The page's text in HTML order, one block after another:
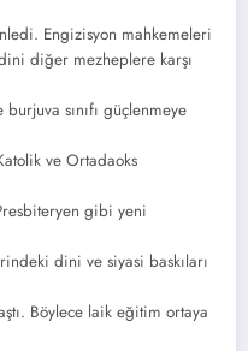
Engizisyon mahkemeleri
diğer mezheplere karşı
sınıfı güçlenmeye
ve Ortadaoks
gibi yeni
dini ve siyasi baskıları
Böylece laik eğitim ortaya